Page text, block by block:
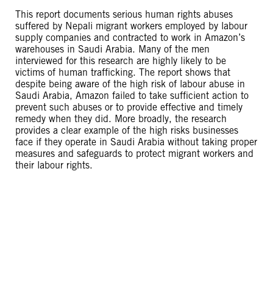
This report documents serious human rights abuses
suffered by Nepali migrant workers employed by labour
supply companies and contracted to work in Amazon’s
warehouses in Saudi Arabia. Many of the men
interviewed for this research are highly likely to be
victims of human trafficking. The report shows that
despite being aware of the high risk of labour abuse in
Saudi Arabia, Amazon failed to take sufficient action to
prevent such abuses or to provide effective and timely
remedy when they did. More broadly, the research
provides a clear example of the high risks businesses
face if they operate in Saudi Arabia without taking proper
measures and safeguards to protect migrant workers and
their labour rights.